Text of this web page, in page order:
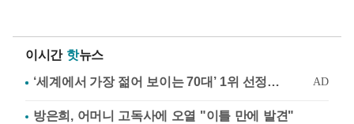
이시간 핫뉴스
방은희, 어머니 고독사에 오열 "이틀 만에 발견"